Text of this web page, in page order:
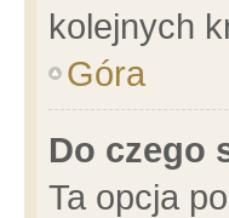
kolejnych
Góra
Do czego
Ta opcja